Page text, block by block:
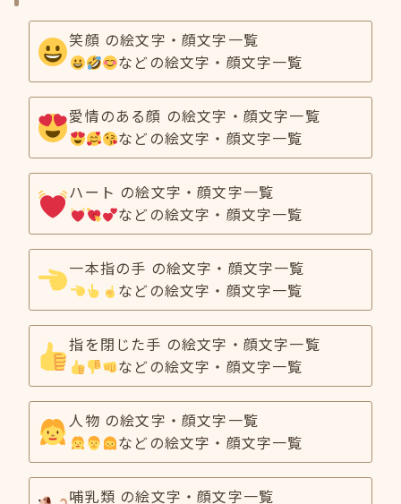
笑顔 の絵文字・顔文字一覧
などの絵文字・顔文字一覧
愛情のある顔 の絵文字・顔文字一覧
などの絵文字・顔文字一覧
ハート の絵文字・顔文字一覧
などの絵文字・顔文字一覧
一本指の手 の絵文字・顔文字一覧
などの絵文字・顔文字一覧
指を閉じた手 の絵文字・顔文字一覧
などの絵文字・顔文字一覧
人物 の絵文字・顔文字一覧
などの絵文字・顔文字一覧
哺乳類 の絵文字・顔文字一覧